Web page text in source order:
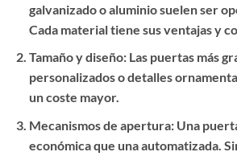
galvanizado o aluminio suelen ser
Cada material tiene sus ventajas y
Tamaño y diseño: Las puertas más
personalizados o detalles
un coste mayor.
Mecanismos de apertura: Una
económica que una automatizada.